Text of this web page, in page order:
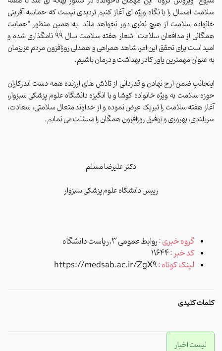
سلامت امسال را با نگاه ویژه ای آغاز کنیم تردیدی نیست که حماسه آفرینی
خانواده سلامت از هیچ نظری دور نخواهد ماند .به همین منظور "حمایت
همگانی از مدافعان سلامت" شعار هفته سلامت سال ۹۹ نامگذاری شده و
امید است برای تحقق این امر، شاهد همراهی و همدلی روزافزون مردم عزیزمان
به عنوان مهمترین یاور کادر بهداشت و درمان باشیم.
اینجانب ضمن ارج نهادن و قدردانی از تلاش های ارزنده همه دست اندرکاران
حوزه سلامت به ویژه خانواده کوشا و با انگیزه دانشگاه علوم پزشکی سبزوار،
آغاز هفته سلامت را تبریک عرض نموده و از خداوند متعال سلامتی، سعادت،
سربلندی، بهروزی و توفیق روزافزون همگان را مسئلت می نمایم.
دکتر علیرضا مسلم
رییس دانشگاه علوم پزشکی سبزوار
گروه خبری :روابط عمومی 3,ریاست دانشگاه
کد خبر :11644
لینک کوتاه :https://medsab.ac.ir/ZgX9
کلمات کلیدی
لیست اخبار